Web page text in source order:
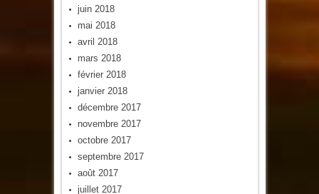
juin 2018
mai 2018
avril 2018
mars 2018
février 2018
janvier 2018
décembre 2017
novembre 2017
octobre 2017
septembre 2017
août 2017
juillet 2017